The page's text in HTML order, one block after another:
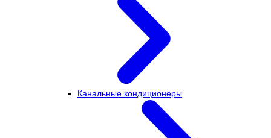
Канальные кондиционеры